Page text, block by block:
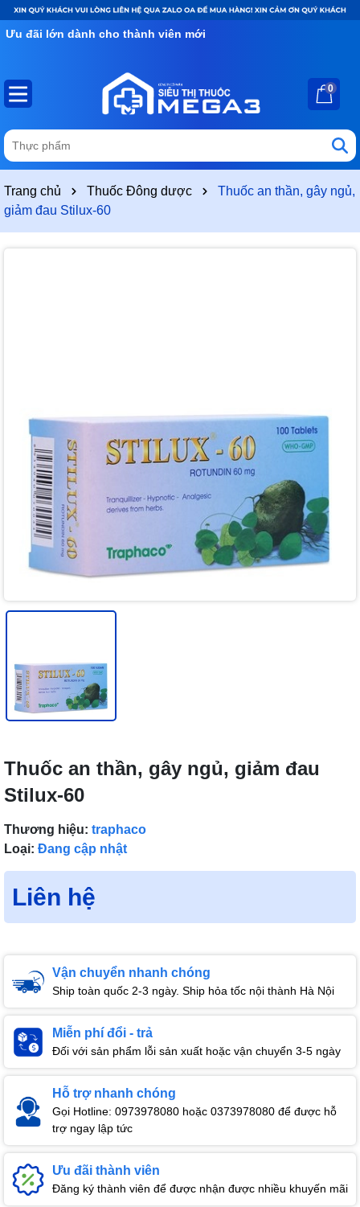
Ưu đãi lớn dành cho thành viên mới
0
Trang chủ Thuốc Đông dược
Thuốc an thần, gây ngủ,
giảm đau Stilux-60
Thuốc an thần, gây ngủ, giảm đau
Stilux-60
Thương hiệu: traphaco
Loại: Đang cập nhật
Liên hệ
Vận chuyển nhanh chóng
Ship toàn quốc 2-3 ngày. Ship hỏa tốc nội thành Hà Nội
Miễn phí đổi - trả
Đối với sản phẩm lỗi sản xuất hoặc vận chuyển 3-5 ngày
Hỗ trợ nhanh chóng
Gọi Hotline: 0973978080 hoặc 0373978080 để được hỗ
trợ ngay lập tức
Ưu đãi thành viên
Đăng ký thành viên để được nhận được nhiều khuyến mãi